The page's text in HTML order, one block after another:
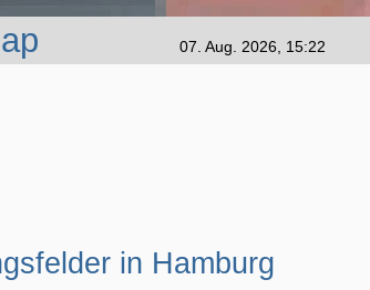
07. Aug. 2026, 15:22
in Hamburg